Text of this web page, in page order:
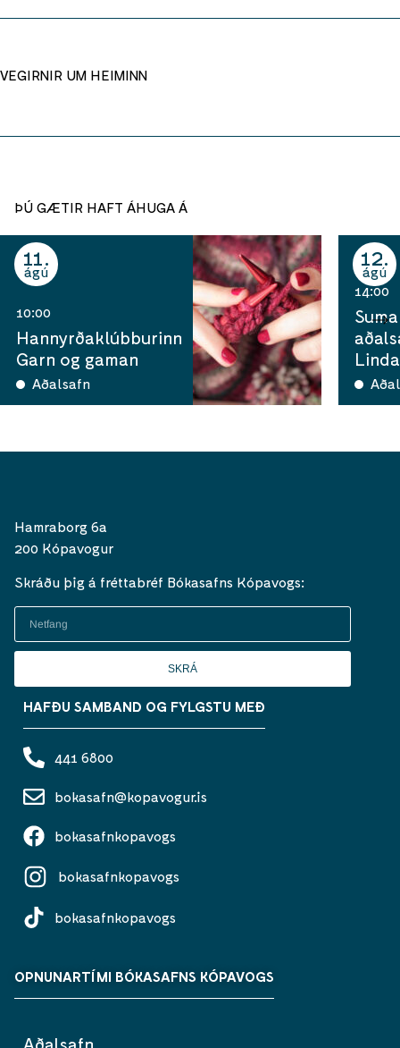
VEGIRNIR UM HEIMINN
ÞÚ GÆTIR HAFT ÁHUGA Á
11
ágú
10:00
Hannyrðaklúbburinn
Garn og gaman
Aðalsafn
12
ágú
14:00
Hamraborg 6a
200 Kópavogur
Skráðu þig á fréttabréf Bókasafns Kópavogs:
SKRÁ
HAFÐU SAMBAND OG FYLGSTU MEÐ
441 6800
bokasafn@kopavogur.is
bokasafnkopavogs
bokasafnkopavogs
bokasafnkopavogs
OPNUNARTÍMI BÓKASAFNS KÓPAVOGS
Aðalsafn